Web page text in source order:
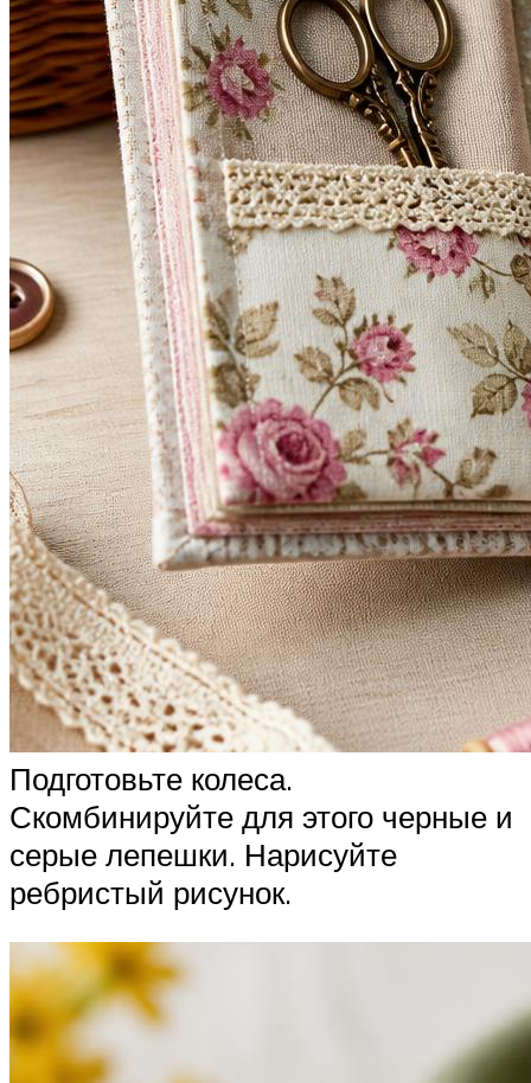
Подготовьте колеса.
Скомбинируйте для этого черные и
серые лепешки. Нарисуйте
ребристый рисунок.